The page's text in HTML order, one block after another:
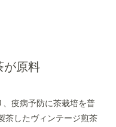
が原料
疫病予防に茶栽培を普
茶したヴィンテージ煎茶